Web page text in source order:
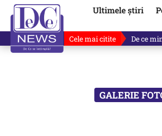
Ultimele știri
Cele mai citite De ce a